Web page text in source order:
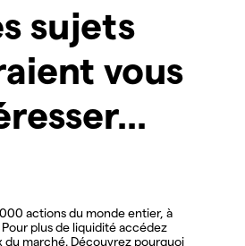
sujets
vous
actions du monde entier, à
plus de liquidité accédez
marché. Découvrez pourquoi